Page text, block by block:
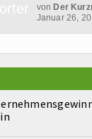
von Der
Januar 26,